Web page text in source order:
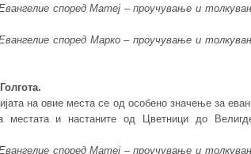
според Матеј – проучување и толкува
според Марко – проучување и толкува
на овие места се од особено значење за
местата и настаните од Цветници до
според Матеј – проучување и толкува